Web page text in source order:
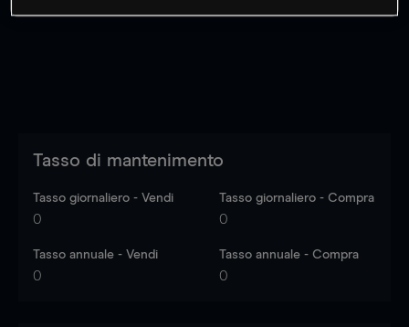
Tasso di mantenimento
Tasso giornaliero - Vendi
0
Tasso giornaliero - Compra
0
Tasso annuale - Vendi
0
Tasso annuale - Compra
0